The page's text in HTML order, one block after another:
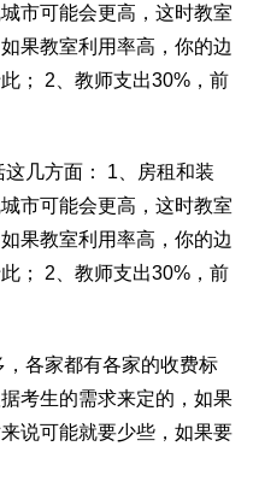
市可能会更高，这时教室
果教室利用率高，你的边
； 2、教师支出30%，前
几方面： 1、房租和装
市可能会更高，这时教室
果教室利用率高，你的边
； 2、教师支出30%，前
各家都有各家的收费标
考生的需求来定的，如果
说可能就要少些，如果要